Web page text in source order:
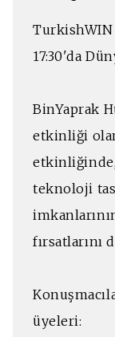
17:30'da
BinYaprak
etkinliği
teknoloji
fırsatlarını
üyeleri: